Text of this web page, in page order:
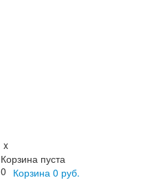
x
Корзина пуста
0 Корзина 0 руб.